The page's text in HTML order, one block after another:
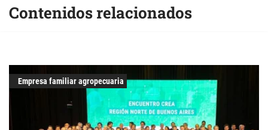
Contenidos relacionados
Empresa familiar agropecuaria